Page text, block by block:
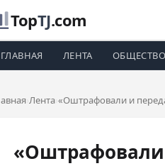
TopTJ.com
ГЛАВНАЯ ЛЕНТА ОБЩЕСТВО
Лента «Оштрафовали и